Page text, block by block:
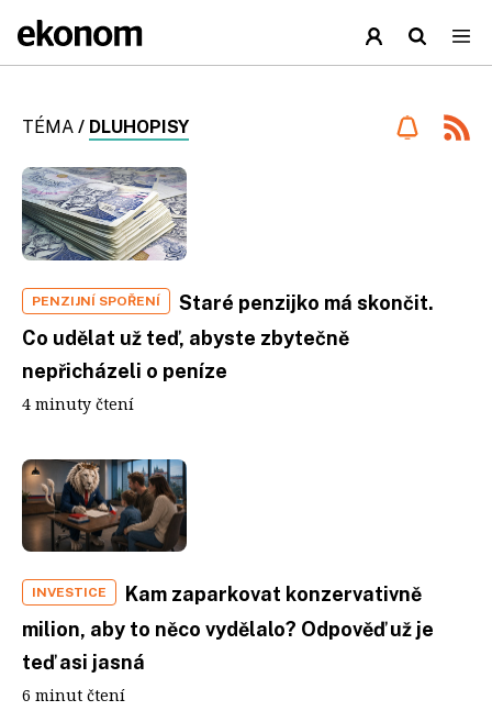
TÉMA / DLUHOPISY
PENZIJNÍ SPOŘENÍ
Staré penzijko má skončit.
Co udělat už teď, abyste zbytečně
nepřicházeli o peníze
4 minuty čtení
INVESTICE
Kam zaparkovat konzervativně
milion, aby to něco vydělalo? Odpověď už je
teď asi jasná
6 minut čtení